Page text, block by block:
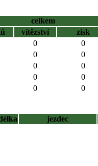
celkem
vítězství zisk
0 0
0 0
0 0
0 0
0 0
jezdec